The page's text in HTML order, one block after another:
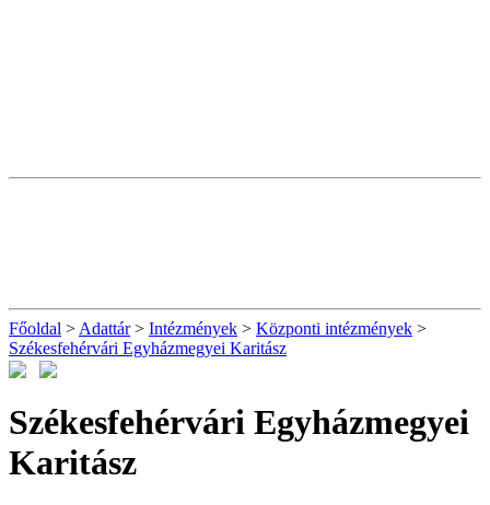
Főoldal > Adattár> Intézmények > Központi intézmények >
Székesfehérvári Egyházmegyei Karitász
Székesfehérvári Egyházmegyei
Karitász